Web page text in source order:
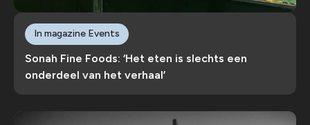
Sonah Fine Foods: ‘Het eten is slechts een
onderdeel van het verhaal’
In magazine Events